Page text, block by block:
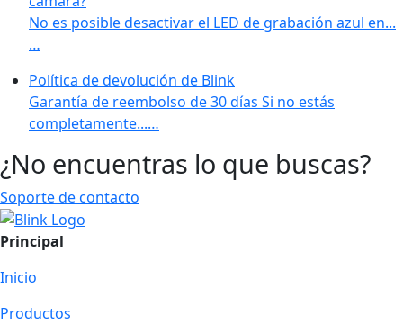
No es posible desactivar el LED de grabación azul en...
…
Política de devolución de Blink
Garantía de reembolso de 30 días Si no estás
completamente...…
¿No encuentras lo que buscas?
Soporte de contacto
Principal
Inicio
Productos